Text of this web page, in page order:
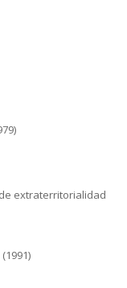
extraterritorialidad